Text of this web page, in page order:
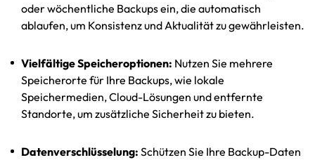
oder wöchentliche Backups ein, die automatisch
ablaufen, um Konsistenz und Aktualität zu gewährleisten.
Vielfältige Speicheroptionen: Nutzen Sie mehrere
Speicherorte für Ihre Backups, wie lokale
Speichermedien, Cloud-Lösungen und entfernte
Standorte, um zusätzliche Sicherheit zu bieten.
Datenverschlüsselung: Schützen Sie Ihre Backup-Daten